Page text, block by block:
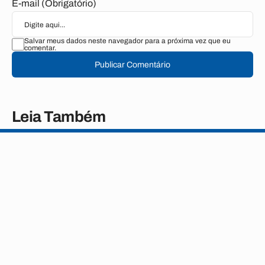
E-mail (Obrigatório)
Salvar meus dados neste navegador para a próxima vez que eu
comentar.
Publicar Comentário
Leia Também